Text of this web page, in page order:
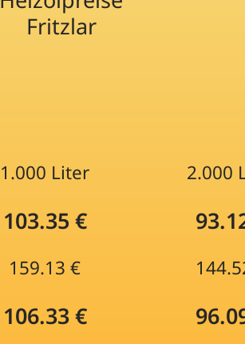
Fritzlar
1.000 Liter 2.000
103.35 €
159.13 €
106.33 €